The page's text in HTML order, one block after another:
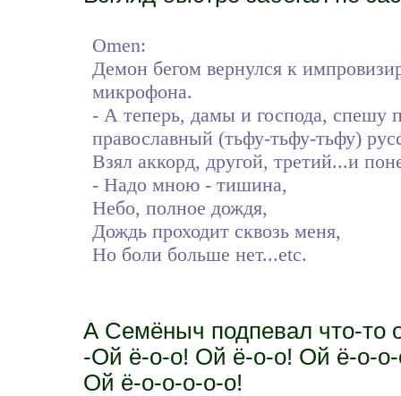
Omen:
Демон бегом вернулся к
микрофона.
- А теперь, дамы и господа, спешу
православный (тьфу-тьфу-тьфу)
Взял аккорд, другой, третий...и
- Надо мною - тишина,
Небо, полное дождя,
Дождь проходит сквозь меня,
Но боли больше нет...etc.
А Семёныч подпевал что-то
-Ой ё-о-о! Ой ё-о-о! Ой ё-о-
Ой ё-о-о-о-о-о!